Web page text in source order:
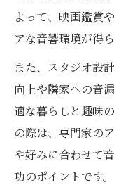
よって、映画鑑賞
アな音響環境が得ら
また、スタジオ設
向上や隣家への音
適な暮らしと趣味
の際は、専門家の
や好みに合わせて
功のポイントです。